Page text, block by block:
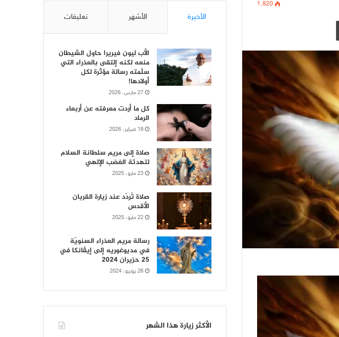
1٬820
طباعة الأخيرة الأشهر تعليقات
الأب ليون فيريرا حاول الشيطان
منعه لكنه إلتقى بالعذراء التي
سلّمته رسالة مؤثّرة لكل
أولادها!
27 مارس، 2026
كل ما أردت معرفته عن أربعاء
الرماد
18 فبراير، 2026
صلاة إلى مريم سلطانة السلام
لتهدئة الغضب الإلهي
23 مايو، 2025
صلاة تُردّد عند زيارة القربان
الأقدس
22 مايو، 2025
رسالة مريم العذراء السنويّة
في مديوغوريه إلى إيڤانكا في
25 حزيران 2024
26 يونيو، 2024
الأكثر زيارة هذا الشهر